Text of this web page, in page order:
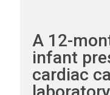
A 12-
infant
cardiac